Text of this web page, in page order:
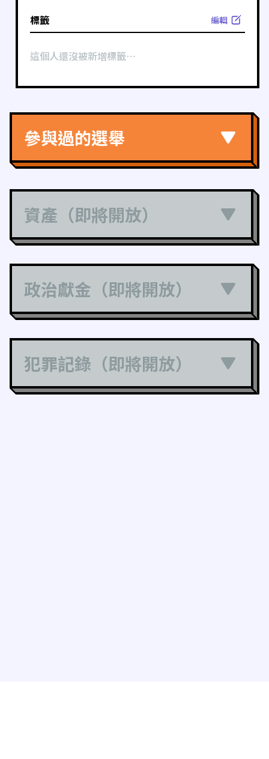
標籤 編輯
這個人還沒被新增標籤⋯
參與過的選舉
資產（即將開放）
政治獻金（即將開放）
犯罪記錄（即將開放）